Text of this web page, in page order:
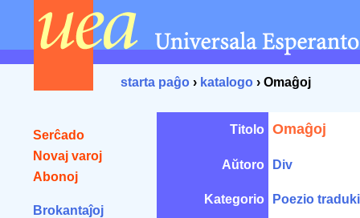
starta paĝo › katalogo › Omaĝoj
Serĉado
Novaj varoj
Abonoj
Brokantaĵoj
Titolo Omaĝoj
Aŭtoro Div
Kategorio Poezio